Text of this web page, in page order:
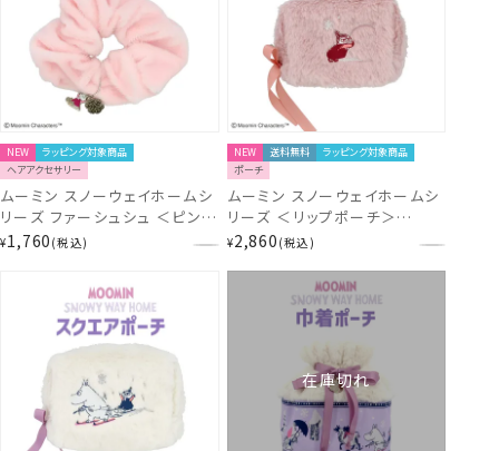
NEW
ラッピング対象商品
ヘアアクセサリー
ムーミン スノーウェイホームシ
リーズ ファーシュシュ ＜ピンク
＞ MN33177
¥1,760 税込
NEW 送料無料
ラッピング対象商品
ポーチ
ムーミン スノーウェイホームシ
リーズ ＜リップポーチ＞
MN33175
¥2,860 税込
在庫切れ